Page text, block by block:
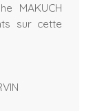
MAKUCH
sur cette